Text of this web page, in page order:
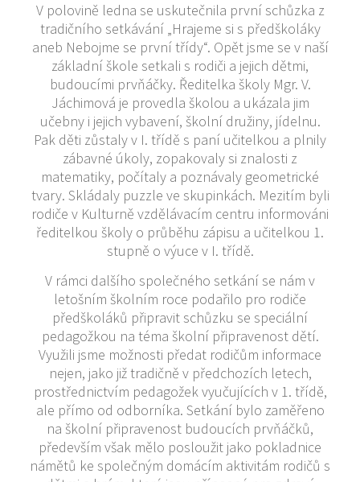
V polovině ledna se uskutečnila první schůzka z
tradičního setkávání „Hrajeme si s předškoláky
aneb Nebojme se první třídy“. Opět jsme se v naší
základní škole setkali s rodiči a jejich dětmi,
budoucími prvňáčky. Ředitelka školy Mgr. V.
Jáchimová je provedla školou a ukázala jim
učebny i jejich vybavení, školní družiny, jídelnu.
Pak děti zůstaly v I. třídě s paní učitelkou a plnily
zábavné úkoly, zopakovaly si znalosti z
matematiky, počítaly a poznávaly geometrické
tvary. Skládaly puzzle ve skupinkách. Mezitím byli
rodiče v Kulturně vzdělávacím centru informováni
ředitelkou školy o průběhu zápisu a učitelkou 1.
stupně o výuce v I. třídě.
V rámci dalšího společného setkání se nám v
letošním školním roce podařilo pro rodiče
předškoláků připravit schůzku se speciální
pedagožkou na téma školní připravenost dětí.
Využili jsme možnosti předat rodičům informace
nejen, jako již tradičně v předchozích letech,
prostřednictvím pedagožek vyučujících v 1. třídě,
ale přímo od odborníka. Setkání bylo zaměřeno
na školní připravenost budoucích prvňáčků,
především však mělo posloužit jako pokladnice
námětů ke společným domácím aktivitám rodičů s